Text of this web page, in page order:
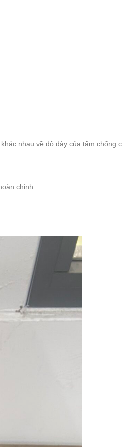
nhau về độ dày của tấm chống
chỉnh.